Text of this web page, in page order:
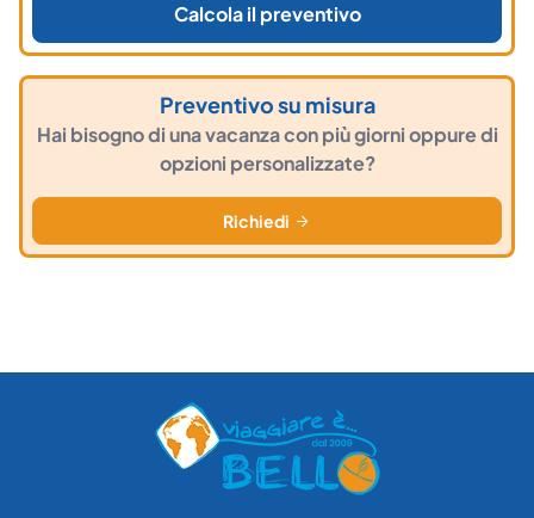
Calcola il preventivo
Preventivo su misura
Hai bisogno di una vacanza con più giorni oppure di
opzioni personalizzate?
Richiedi